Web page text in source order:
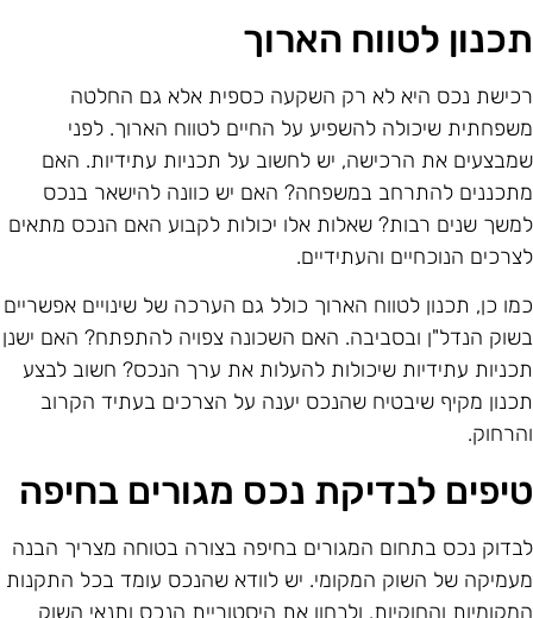
לטווח הארוך
נכס היא לא רק השקעה כספית אלא גם החלטה
שיכולה להשפיע על החיים לטווח הארוך. לפני
את הרכישה, יש לחשוב על תכניות עתידיות. האם
להתרחב במשפחה? האם יש כוונה להישאר בנכס
שנים רבות? שאלות אלו יכולות לקבוע האם הנכס מתאים
הנוכחיים והעתידיים.
כן, תכנון לטווח הארוך כולל גם הערכה של שינויים אפשריים
הנדל"ן ובסביבה. האם השכונה צפויה להתפתח? האם ישנן
עתידיות שיכולות להעלות את ערך הנכס? חשוב לבצע
מקיף שיבטיח שהנכס יענה על הצרכים בעתיד הקרוב
לבדיקת נכס מגורים בחיפה
נכס בתחום המגורים בחיפה בצורה בטוחה מצריך הבנה
של השוק המקומי. יש לוודא שהנכס עומד בכל התקנות
והחוקיות, ולבחון את היסטוריית הנכס ותנאי השוק